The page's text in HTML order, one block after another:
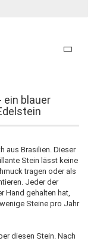
ein blauer
aus Brasilien. Dieser
Stein lässt keine
tragen oder als
Jeder der
Hand gehalten hat,
Steine pro Jahr
diesen Stein. Nach